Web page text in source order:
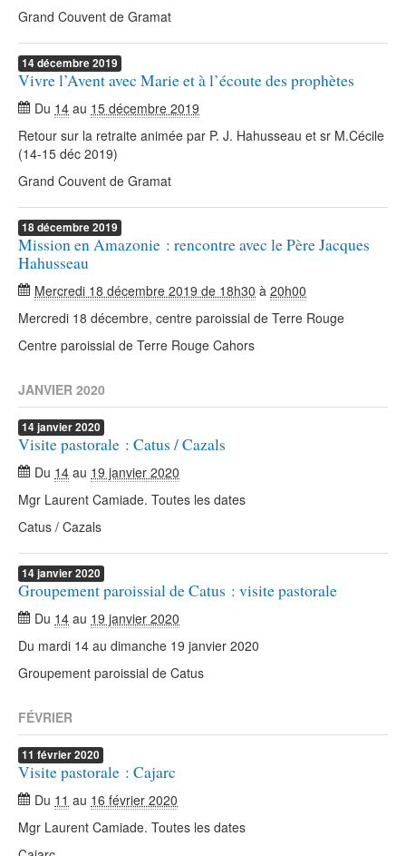
Grand Couvent de Gramat
14décembre2019
Vivre l’Avent avec Marie et à l’écoute des prophètes
Du 14 au 15 décembre 2019
Retour sur la retraite animée par P. J. Hahusseau et sr M.Cécile
(14-15 déc 2019)
Grand Couvent de Gramat
18décembre2019
Mission en Amazonie : rencontre avec le Père Jacques
Hahusseau
Mercredi 18 décembre 2019 de 18h30 à 20h00
Mercredi 18 décembre, centre paroissial de Terre Rouge
Centre paroissial de Terre Rouge Cahors
JANVIER 2020
14janvier2020
Visite pastorale : Catus / Cazals
Du 14 au 19 janvier 2020
Mgr Laurent Camiade. Toutes les dates
Catus / Cazals
14janvier2020
Groupement paroissial de Catus : visite pastorale
Du 14 au 19 janvier 2020
Du mardi 14 au dimanche 19 janvier 2020
Groupement paroissial de Catus
FÉVRIER
11 février2020
Visite pastorale : Cajarc
Du 11 au 16 février 2020
Mgr Laurent Camiade. Toutes les dates